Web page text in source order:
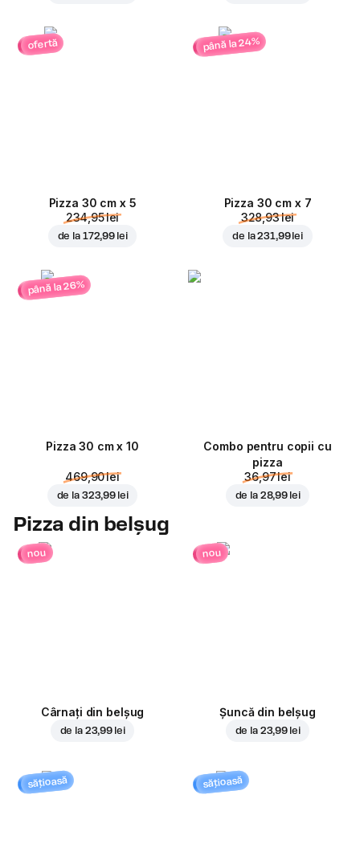
ofertă
Pizza 30 cm x 5
234,95 lei
de la 172,99 lei
până la 24%
Pizza 30 cm x 7
328,93 lei
de la231,99 lei
până la 26%
Pizza 30 cm x 10
469,90 lei
de la 323,99 lei
Combo pentru copii cu
pizza
36,97 lei
de la 28,99 lei
Pizza din belșug
nou
Cârnați din belșug
de la 23,99 lei
nou
Șuncă din belșug
de la 23,99 lei
sățioasă sățioasă